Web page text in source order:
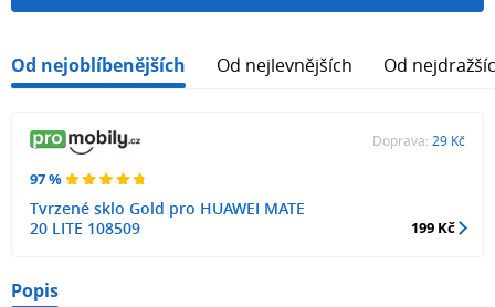
Od nejoblíbenějších Od nejlevnějších Od
97 %
Tvrzené sklo Gold pro HUAWEI MATE
20 LITE 108509
Doprava: 29 Kč
199 Kč
Popis